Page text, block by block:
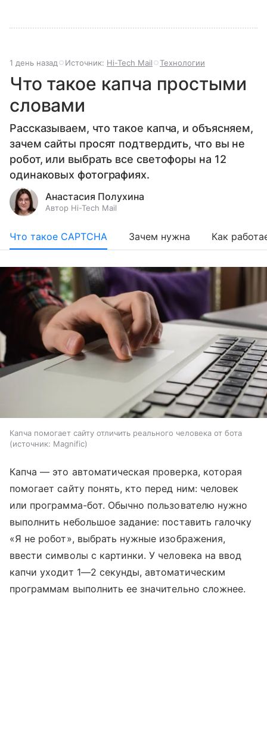
1 день назад Источник: Hi-Tech Mail Технологии
Что такое капча простыми
словами
Рассказываем, что такое капча, и объясняем,
зачем сайты просят подтвердить, что вы не
робот, или выбрать все светофоры на 12
одинаковых фотографиях.
Анастасия Полухина
Автор Hi-Tech Mail
Что такое CAPTCHA Зачем нужна Как
Капча помогает сайту отличить реального человека от бота
источник: Magnific
Капча — это автоматическая проверка, которая
помогает сайту понять, кто перед ним: человек
или программа-бот. Обычно пользователю нужно
выполнить небольшое задание: поставить галочку
«Я не робот», выбрать нужные изображения,
ввести символы с картинки. У человека на ввод
капчи уходит 1—2 секунды, автоматическим
программам выполнить ее значительно сложнее.